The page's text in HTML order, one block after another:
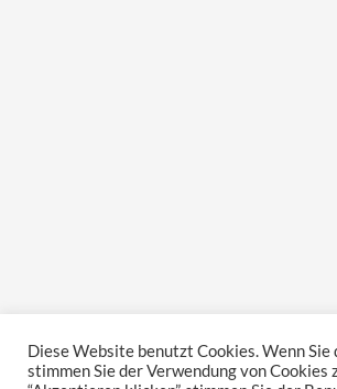
Diese Website benutzt Cookies. Wenn
stimmen Sie der Verwendung von Cookies